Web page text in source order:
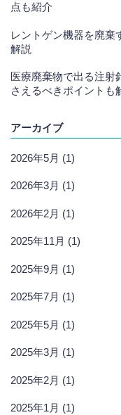
点も紹介
レントゲン機器を廃棄
解説
医療廃棄物で出る注射
さえるべきポイントも
アーカイブ
2026年5月 (1)
2026年3月 (1)
2026年2月 (1)
2025年11月 (1)
2025年9月 (1)
2025年7月 (1)
2025年5月 (1)
2025年3月 (1)
2025年2月 (1)
2025年1月 (1)